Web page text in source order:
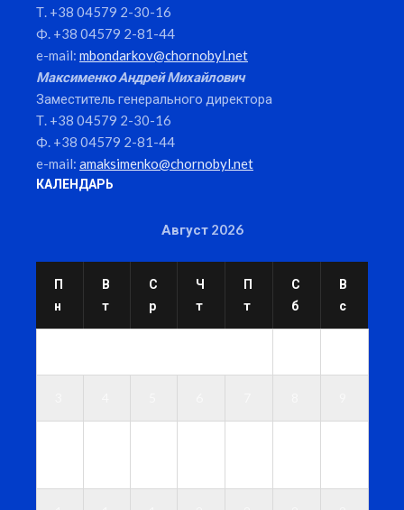
Т. +38 04579 2-30-16
Ф. +38 04579 2-81-44
e-mail: mbondarkov@chornobyl.net
Максименко Андрей Михайлович
Заместитель генерального директора
Т. +38 04579 2-30-16
Ф. +38 04579 2-81-44
e-mail: amaksimenko@chornobyl.net
КАЛЕНДАРЬ
Август 2026
П
н
В
т
С
р
Ч
т
П
т
С
б
В
с